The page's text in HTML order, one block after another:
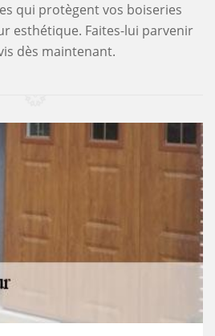
qui protègent vos boiseries
esthétique. Faites-lui parvenir
dès maintenant.